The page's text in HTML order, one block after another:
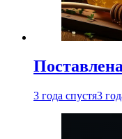
3 года спустя3